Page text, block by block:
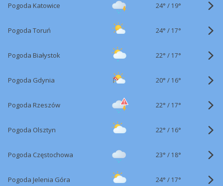
Pogoda Katowice 24° / 19°
Pogoda Toruń 24° / 17°
Pogoda Białystok 22° / 17°
Pogoda Gdynia 20° / 16°
Pogoda Rzeszów 22° / 17°
Pogoda Olsztyn 22° / 16°
Pogoda Częstochowa 23° / 18°
Pogoda Jelenia Góra 24° / 17°